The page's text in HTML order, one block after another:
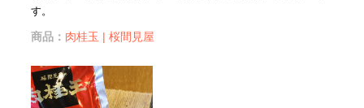
す。
商品： 肉桂玉 | 桜間見屋